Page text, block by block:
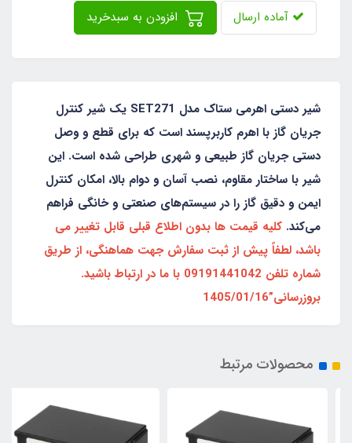
آماده ارسال
شیر دستی اهرمی ستاک مدل SET271 یک شیر کنترل
جریان گاز با اهرم کاربرپسند است که برای قطع و وصل
دستی جریان گاز طبیعی و شهری طراحی شده است. این
شیر با ساختار مقاوم، نصب آسان و دوام بالا، امکان کنترل
ایمن و دقیق گاز را در سیستم‌های صنعتی و خانگی فراهم
می‌کند. کلیه قیمت ها بدون اطلاع قبلی قابل تغییر می
باشد، لطفاً پیش از ثبت سفارش جهت هماهنگی، از طریق
شماره تلفن 09191441042 با ما در ارتباط باشید.
بروزرسانی”1405/01/16
محصولات مرتبط